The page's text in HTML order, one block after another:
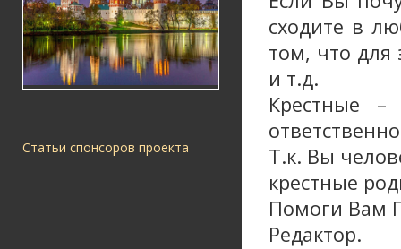
Статьи спонсоров проекта
сходите в
том, что для
и т.д.
Крестные
Т.к. Вы
крестные
Помоги Вам
Редактор.